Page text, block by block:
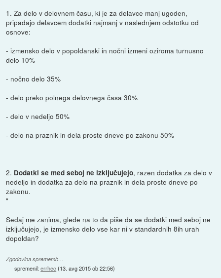
1. Za delo v delovnem času, ki je za delavce manj ugoden,
pripadajo delavcem dodatki najmanj v naslednjem odstotku od
osnove:
- izmensko delo v popoldanski in nočni izmeni oziroma turnusno
delo 10%
- nočno delo 35%
- delo preko polnega delovnega časa 30%
- delo v nedeljo 50%
- delo na praznik in dela proste dneve po zakonu 50%
2. Dodatki se med seboj ne izključujejo, razen dodatka za delo v
nedeljo in dodatka za delo na praznik in dela proste dneve po
zakonu.
"
Sedaj me zanima, glede na to da piše da se dodatki med seboj ne
izključujejo, je izmensko delo vse kar ni v standardnih 8ih urah
dopoldan?
Zgodovina sprememb…
spremenil:errhec (13. avg 2015 ob 22:56)